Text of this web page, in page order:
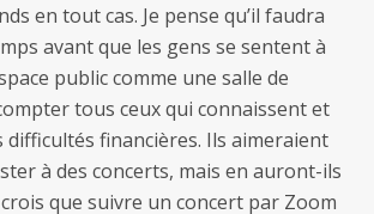
en tout cas. Je pense qu’il faudra
avant que les gens se sentent à
public comme une salle de
tous ceux qui connaissent et
financières. Ils aimeraient
à des concerts, mais en auront-ils
crois que suivre un concert par Zoom